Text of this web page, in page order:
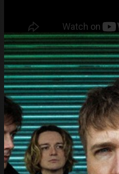
Ez a találka, ezzel az
novellát is, de maradjunk ennél
aminek a tanulsága az, hogy
viselt Sub Pop pólót: bár a
dallamos, angolszász alter-
zenéjükben a grunge direkt és
Magyarországon ismeretlenek,
született róluk – úgyhogy, épp
közönség is halljon felőlük.